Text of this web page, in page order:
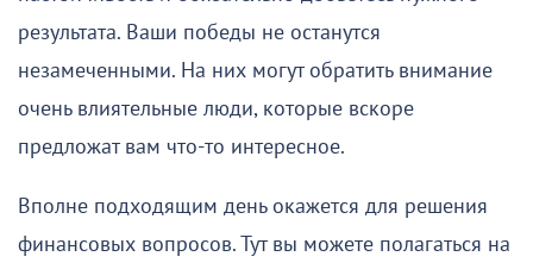
результата. Ваши победы не останутся
незамеченными. На них могут обратить внимание
очень влиятельные люди, которые вскоре
предложат вам что-то интересное.
Вполне подходящим день окажется для решения
финансовых вопросов. Тут вы можете полагаться на